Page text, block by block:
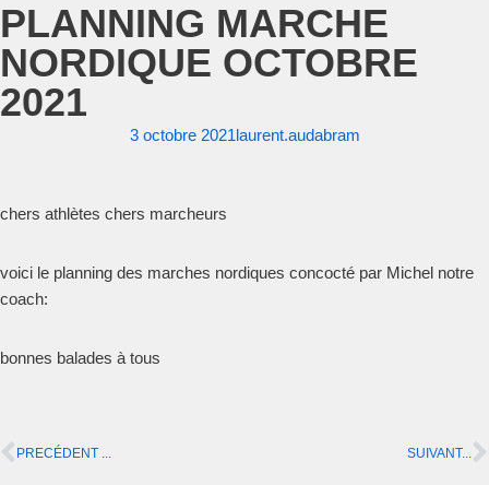
PLANNING MARCHE
NORDIQUE OCTOBRE
2021
3 octobre 2021laurent.audabram
chers athlètes chers marcheurs
voici le planning des marches nordiques concocté par Michel notre
coach:
bonnes balades à tous
PRECÉDENT ... SUIVANT...